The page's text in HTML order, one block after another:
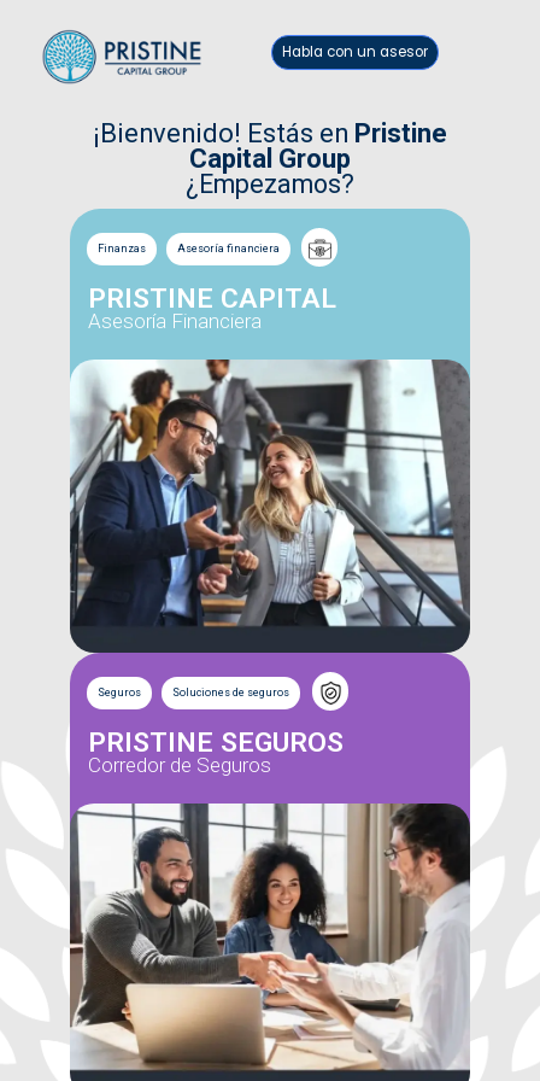
Habla con un asesor
¡Bienvenido! Estás en Pristine
Capital Group
¿Empezamos?
Finanzas Asesoría financiera
PRISTINE CAPITAL
Asesoría Financiera
Seguros Soluciones de seguros
PRISTINE SEGUROS
Corredor de Seguros